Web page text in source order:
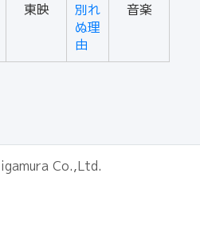
東映
別れ
ぬ理
由
音楽
Co.,Ltd.